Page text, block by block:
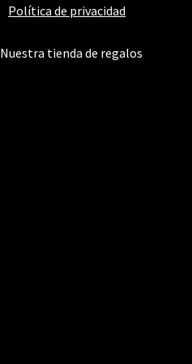
Política de privacidad